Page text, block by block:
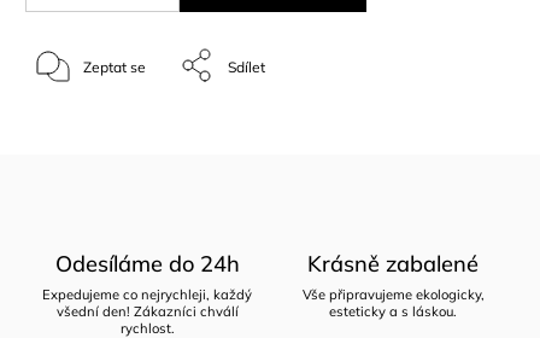
Zeptat se Sdílet
Odesíláme do 24h
Expedujeme co nejrychleji, každý
všední den! Zákazníci chválí
rychlost.
Krásně zabalené
Vše připravujeme ekologicky,
esteticky a s láskou.